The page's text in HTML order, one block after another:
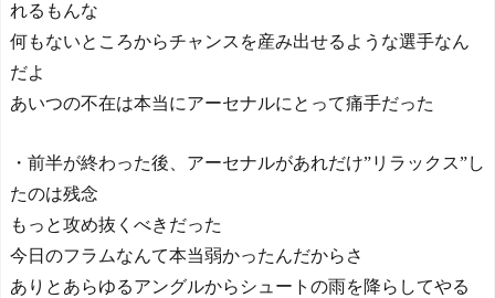
れるもんな
何もないところからチャンスを産み出せるような選手なん
だよ
あいつの不在は本当にアーセナルにとって痛手だった
・前半が終わった後、アーセナルがあれだけ”リラックス”し
たのは残念
もっと攻め抜くべきだった
今日のフラムなんて本当弱かったんだからさ
ありとあらゆるアングルからシュートの雨を降らしてやる